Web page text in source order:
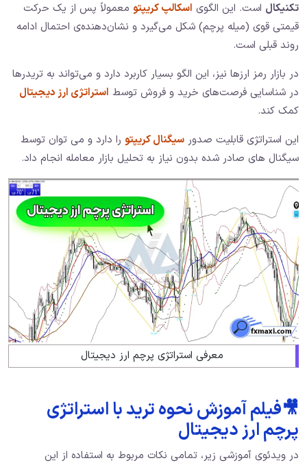
تکنیکال است. این الگوی اسکالپ کریپتو معمولاً پس از یک حرکت
قیمتی قوی (میله پرچم) شکل می‌گیرد و نشان‌دهنده‌ی احتمال ادامه
روند قبلی است.
در بازار رمز ارزها نیز، این الگو بسیار کاربرد دارد و می‌تواند به تریدرها
در شناسایی فرصت‌های خرید و فروش توسط استراتژی ارز دیجیتال
کمک کند.
این استراتژی قابلیت صدور سیگنال کریپتو را دارد و می توان توسط
سیگنال های صادر شده بدون نیاز به تحلیل بازار معامله انجام داد.
معرفی استراتژی پرچم ارز دیجیتال
🎥فیلم آموزش نحوه ترید با استراتژی
پرچم ارز دیجیتال
در ویدئوی آموزشی زیر، تمامی نکات مربوط به استفاده از این